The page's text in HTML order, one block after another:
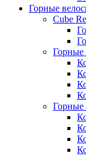
Горные
Cube
Горные
Горные